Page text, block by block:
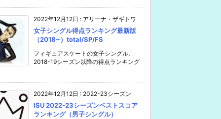
2022年12月12日 : アリーナ・ザギトワ
女子シングル得点ランキング最新版
（2018~）total/SP/FS
フィギュアスケートの女子シングル、
2018-19シーズン以降の得点ランキング
2022年12月12日 : 2022-23シーズン
ISU 2022-23シーズンベストスコア
ランキング（男子シングル）